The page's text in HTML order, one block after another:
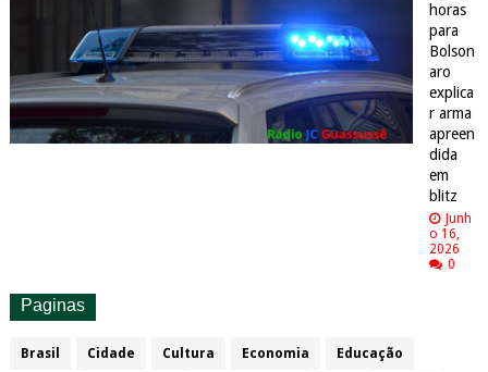
horas
para
Bolson
aro
explica
r arma
apreen
dida
em
blitz
Junh
o 16,
2026
0
Paginas
Brasil Cidade Cultura Economia Educação